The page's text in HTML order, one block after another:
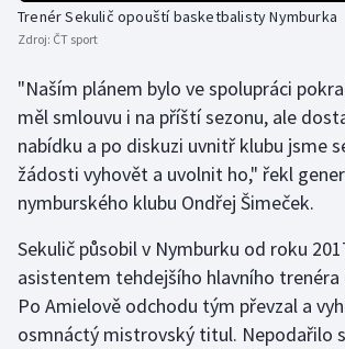
Jezdectví
Krasobruslení
Lezení
Moderní pětiboj
Motorsport
Trenér Sekulič opouští basketbalisty Nymburka
Zdroj: ČT sport
"Naším plánem bylo ve spolupráci
měl smlouvu i na příští sezonu, ale
nabídku a po diskuzi uvnitř klubu jsme
žádosti vyhovět a uvolnit ho," řekl
nymburského klubu Ondřej Šimeček.
Sekulič působil v Nymburku od roku
asistentem tehdejšího hlavního trenéra
Po Amielově odchodu tým převzal a
osmnáctý mistrovský titul. Nepodařilo